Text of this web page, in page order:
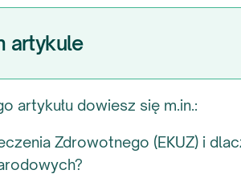
artykule
artykułu dowiesz się m.in.:
Zdrowotnego (EKUZ) i